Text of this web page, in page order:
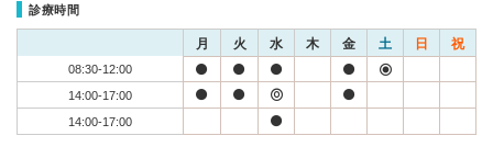
診療時間
月 火 水 木 金 土 日 祝
08:30-12:00
14:00-17:00
14:00-17:00